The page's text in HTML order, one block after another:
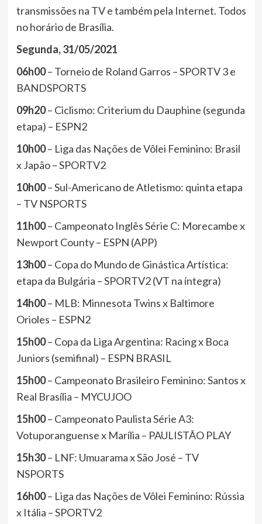
transmissões na TV e também pela Internet. Todos
no horário de Brasília.
Segunda, 31/05/2021
06h00– Torneio de Roland Garros – SPORTV 3 e
BANDSPORTS
09h20– Ciclismo: Criterium du Dauphine (segunda
etapa) – ESPN2
10h00– Liga das Nações de Vôlei Feminino: Brasil
x Japão – SPORTV2
10h00– Sul-Americano de Atletismo: quinta etapa
– TV NSPORTS
11h00– Campeonato Inglês Série C: Morecambe x
Newport County – ESPN (APP)
13h00– Copa do Mundo de Ginástica Artística:
etapa da Bulgária – SPORTV2 (VT na íntegra)
14h00– MLB: Minnesota Twins x Baltimore
Orioles – ESPN2
15h00– Copa da Liga Argentina: Racing x Boca
Juniors (semifinal) – ESPN BRASIL
15h00– Campeonato Brasileiro Feminino: Santos x
Real Brasília – MYCUJOO
15h00– Campeonato Paulista Série A3:
Votuporanguense x Marília – PAULISTÃO PLAY
15h30– LNF: Umuarama x São José – TV
NSPORTS
16h00– Liga das Nações de Vôlei Feminino: Rússia
x Itália – SPORTV2